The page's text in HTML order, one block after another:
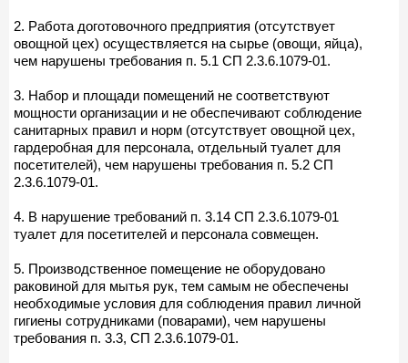
2. Работа доготовочного предприятия (отсутствует
овощной цех) осуществляется на сырье (овощи, яйца),
чем нарушены требования п. 5.1 СП 2.3.6.1079-01.
3. Набор и площади помещений не соответствуют
мощности организации и не обеспечивают соблюдение
санитарных правил и норм (отсутствует овощной цех,
гардеробная для персонала, отдельный туалет для
посетителей), чем нарушены требования п. 5.2 СП
2.3.6.1079-01.
4. В нарушение требований п. 3.14 СП 2.3.6.1079-01
туалет для посетителей и персонала совмещен.
5. Производственное помещение не оборудовано
раковиной для мытья рук, тем самым не обеспечены
необходимые условия для соблюдения правил личной
гигиены сотрудниками (поварами), чем нарушены
требования п. 3.3, СП 2.3.6.1079-01.